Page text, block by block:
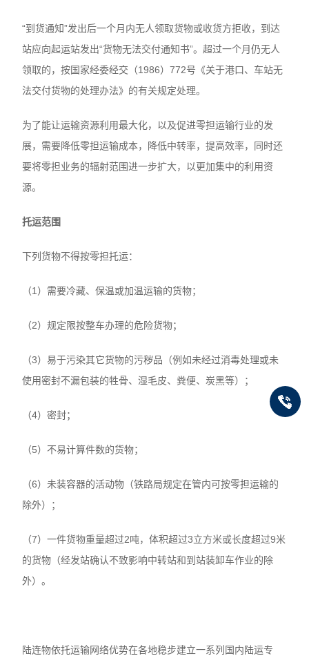
“到货通知”发出后一个月内无人领取货物或收货方拒收，到达
站应向起运站发出“货物无法交付通知书”。超过一个月仍无人
领取的，按国家经委经交（1986）772号《关于港口、车站无
法交付货物的处理办法》的有关规定处理。
为了能让运输资源利用最大化，以及促进零担运输行业的发
展，需要降低零担运输成本，降低中转率，提高效率，同时还
要将零担业务的辐射范围进一步扩大，以更加集中的利用资
源。
托运范围
下列货物不得按零担托运：
（1）需要冷藏、保温或加温运输的货物；
（2）规定限按整车办理的危险货物；
（3）易于污染其它货物的污秽品（例如未经过消毒处理或未
使用密封不漏包装的牲骨、湿毛皮、粪便、炭黑等）；
（4）密封；
（5）不易计算件数的货物；
（6）未装容器的活动物（铁路局规定在管内可按零担运输的
除外）；
（7）一件货物重量超过2吨，体积超过3立方米或长度超过9米
的货物（经发站确认不致影响中转站和到站装卸车作业的除
外）。
陆连物依托运输网络优势在各地稳步建立一系列国内陆运专